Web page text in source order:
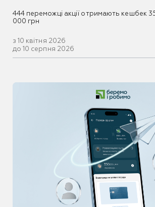
444 переможці акції отримають кешбек
000 грн
з 10 квітня 2026
до 10 серпня 2026